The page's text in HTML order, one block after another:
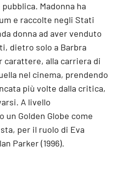
Madonna ha
e raccolte negli Stati
donna ad aver venduto
dietro solo a Barbra
carattere, alla carriera di
nel cinema, prendendo
più volte dalla critica,
A livello
Golden Globe come
per il ruolo di Eva
Parker (1996).